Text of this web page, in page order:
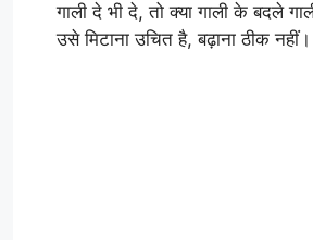
गाली दे भी दे, तो क्या गाली के बदले
उसे मिटाना उचित है, बढ़ाना ठीक